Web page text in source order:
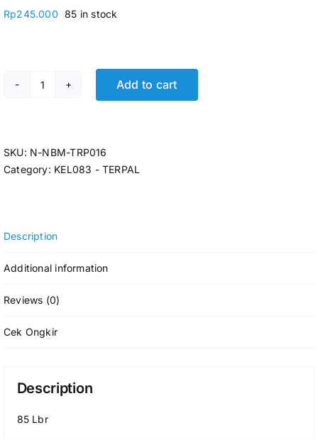
Rp245.000 85 in stock
TERPAL PLASTIK A5 5 X 7 quantity
Add to cart
SKU: N-NBM-TRP016
Category: KEL083 - TERPAL
Description
Additional information
Reviews (0)
Cek Ongkir
Description
85 Lbr